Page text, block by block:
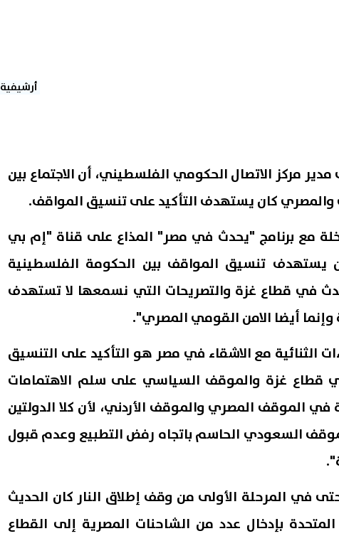
أرشيفية
مدير مركز الاتصال الحكومي الفلسطيني، أن الاجتماع بين
والمصري كان يستهدف التأكيد على تنسيق المواقف.
مع برنامج "يحدث في مصر" المذاع على قناة "إم بي
يستهدف تنسيق المواقف بين الحكومة الفلسطينية
في قطاع غزة والتصريحات التي نسمعها لا تستهدف
أيضا الامن القومي المصري".
الثنائية مع الاشقاء في مصر هو التأكيد على التنسيق
قطاع غزة والموقف السياسي على سلم الاهتمامات
في الموقف المصري والموقف الأردني، لأن كلا الدولتين
السعودي الحاسم باتجاه رفض التطبيع وعدم قبول
في المرحلة الأولى من وقف إطلاق النار كان الحديث
بإدخال عدد من الشاحنات المصرية إلى القطاع
الكلاسيكو التاريخية
في مسلسل «عشماوي» المقرر
عرضه في رمضان 2027